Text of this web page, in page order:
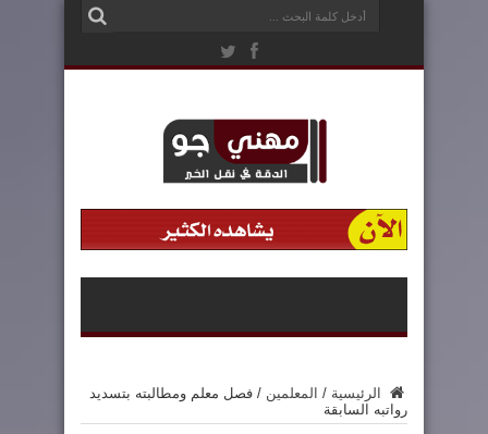
الرئيسية / المعلمين / فصل معلم ومطالبته بتسديد
رواتبه السابقة